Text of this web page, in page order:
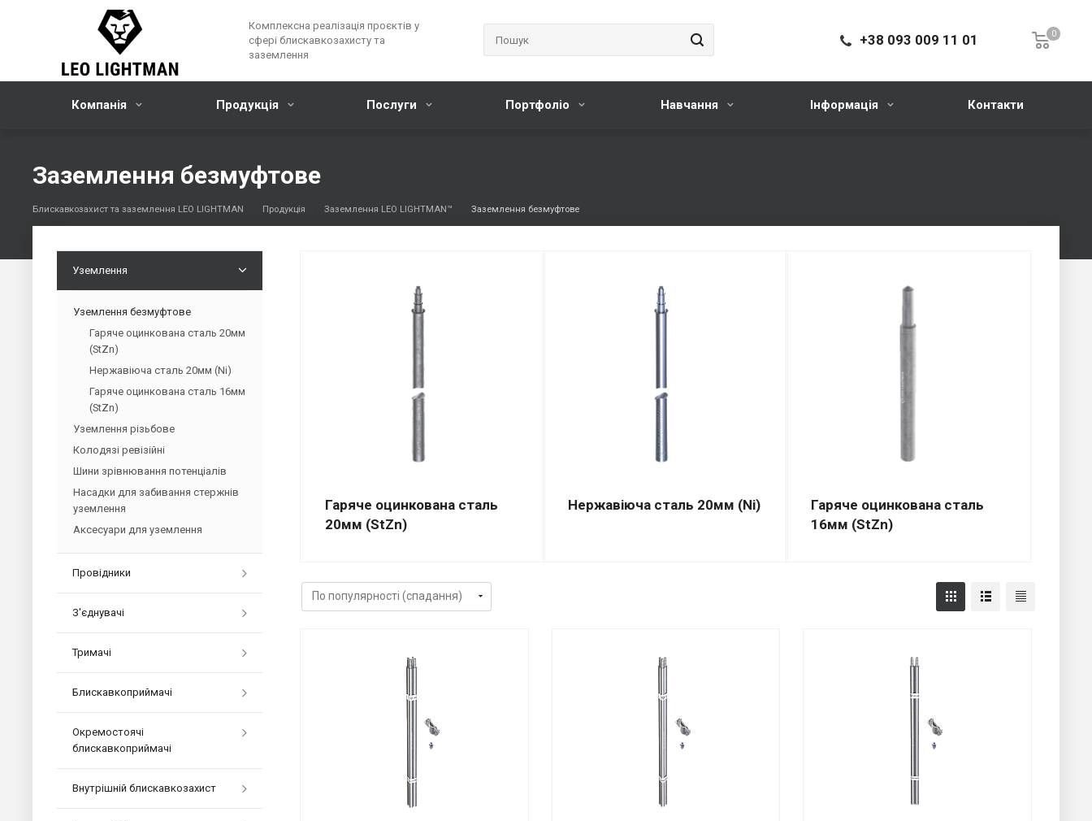
Комплексна реалізація проєктів у
сфері блискавкозахисту та
заземлення
0
+38 093 009 11 01
Компанія Продукція Послуги Портфоліо Навчання Інформація Контакти
Заземлення безмуфтове
Блискавкозахист та заземлення LEO LIGHTMAN Продукція Заземлення LEO LIGHTMAN™ Заземлення безмуфтове
Уземлення
Уземлення безмуфтове
Гаряче оцинкована сталь 20мм
(StZn)
Нержавіюча сталь 20мм (Ni)
Гаряче оцинкована сталь 16мм
(StZn)
Уземлення різьбове
Колодязі ревізійні
Шини зрівнювання потенціалів
Насадки для забивання стержнів
уземлення
Аксесуари для уземлення
Провідники
З'єднувачі
Тримачі
Блискавкоприймачі
Окремостоячі
блискавкоприймачі
Внутрішній блискавкозахист
Гаряче оцинкована сталь
20мм (StZn)
Нержавіюча сталь 20мм (Ni)
Гаряче оцинкована сталь
16мм (StZn)